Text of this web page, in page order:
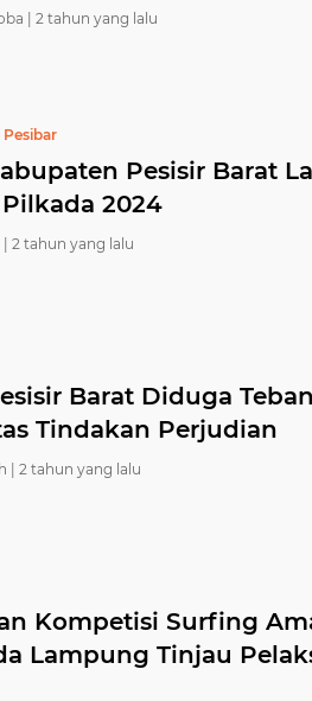
| 2 tahun yang lalu
Pesisir Barat
2024
2 tahun yang lalu
Barat Diduga
Tindakan Perjudian
| 2 tahun yang lalu
Kompetisi Surfing
Lampung Tinjau